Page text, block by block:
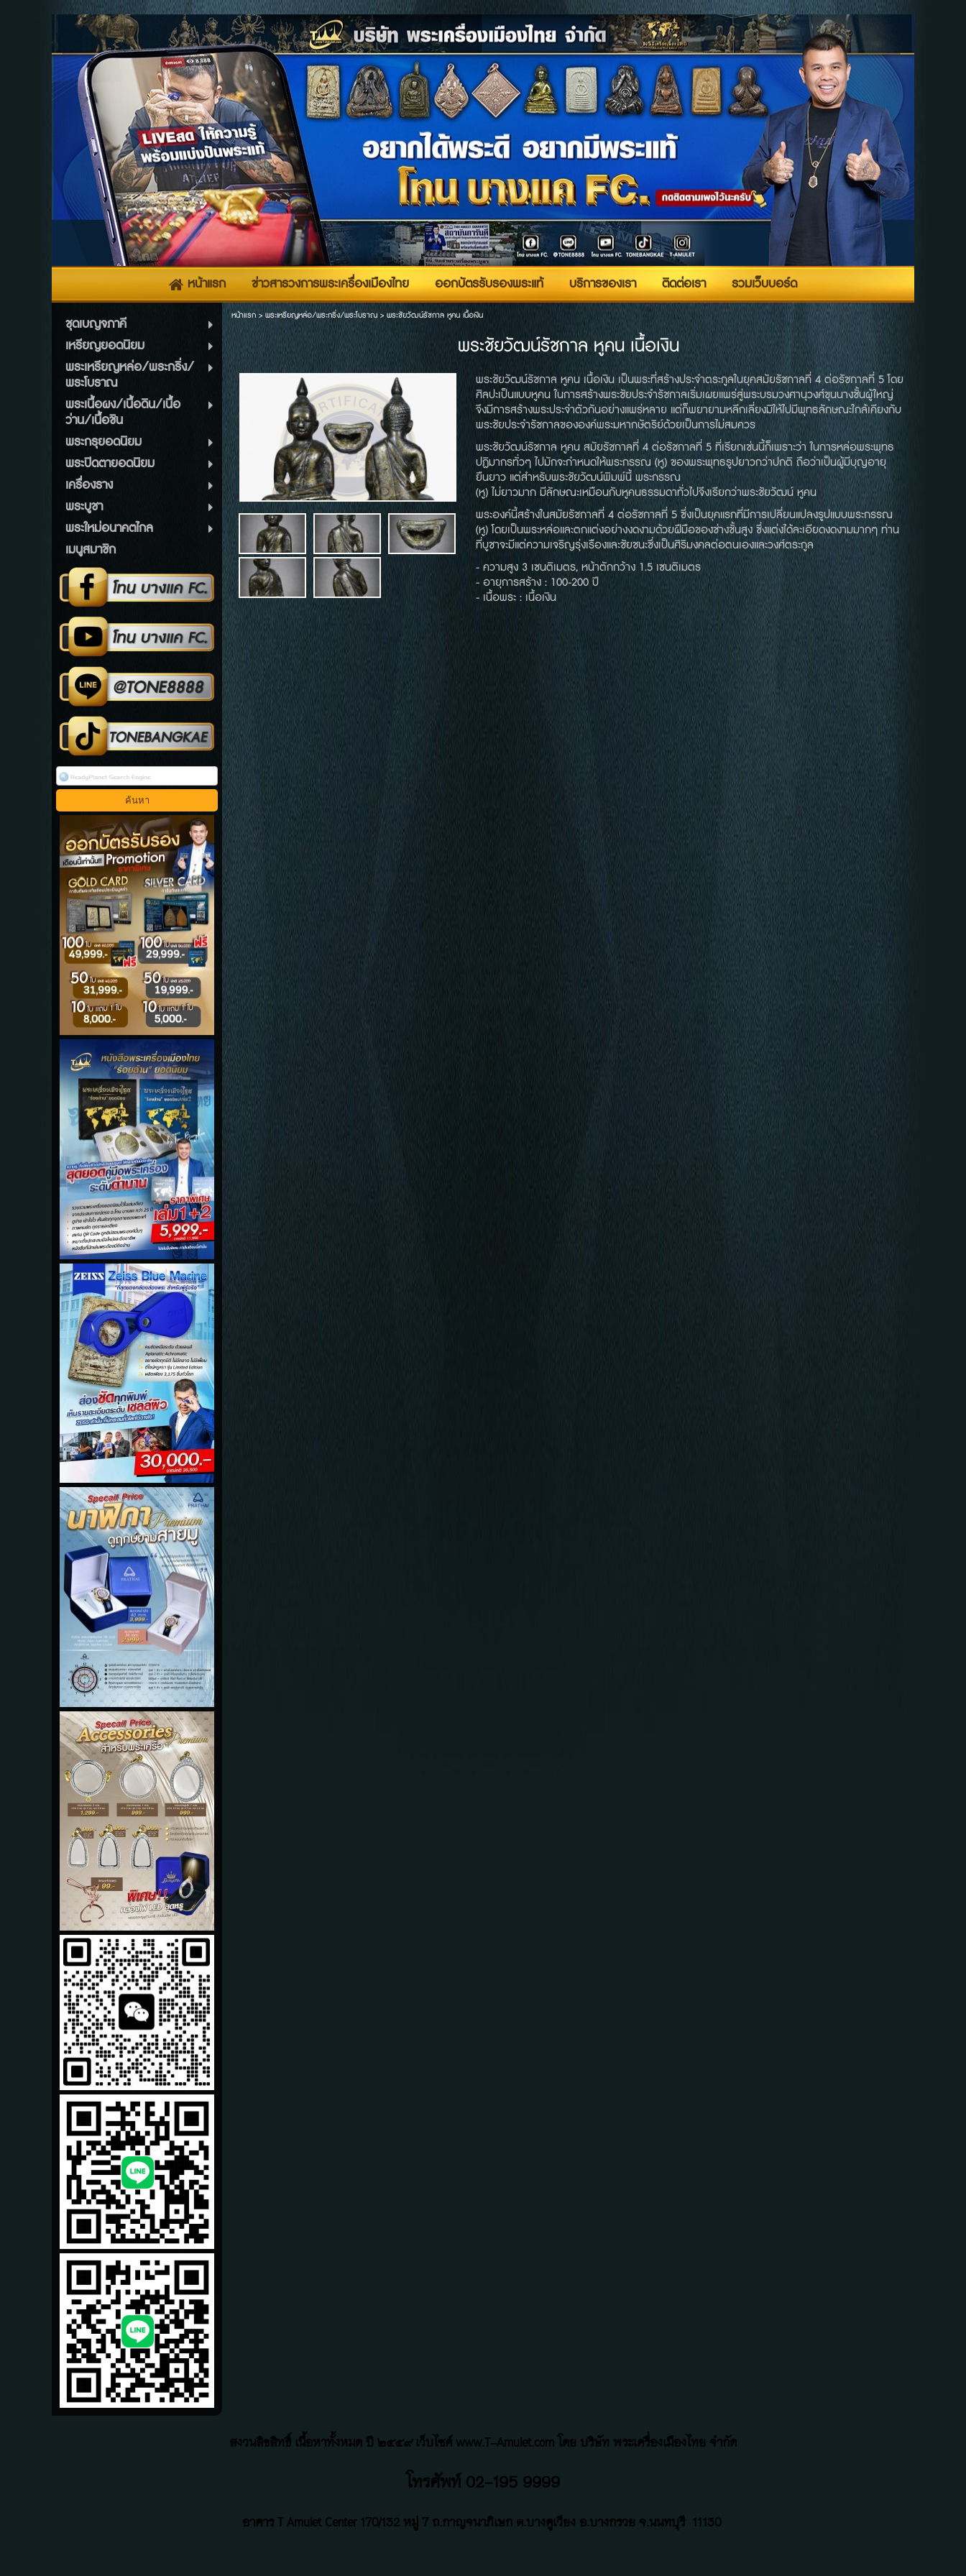
หน้าแรก ข่าวสารวงการพระเครื่องเมืองไทย ออกบัตรรับรองพระแท้ บริการของเรา ติดต่อเรา รวมเว็บบอร์ด
ชุดเบญจภาคี
เหรียญยอดนิยม
พระเหรียญหล่อ/พระกริ่ง/
พระโบราณ
พระเนื้อผง/เนื้อดิน/เนื้อ
ว่าน/เนื้อชิน
พระกรุยอดนิยม
พระปิดตายอดนิยม
เครื่องราง
พระบูชา
พระใหม่อนาคตไกล
เมนูสมาชิก
หน้าแรก> พระเหรียญหล่อ/พระกริ่ง/พระโบราณ>พระชัยวัฒน์รัชกาล หูคน เนื้อเงิน
พระชัยวัฒน์รัชกาล หูคน เนื้อเงิน
พระชัยวัฒน์รัชกาล หูคน เนื้อเงิน เป็นพระที่สร้างประจำตระกูลในยุคสมัยรัชกาลที่ 4 ต่อรัชกาลที่ 5 โดย
ศิลปะเป็นแบบหูคน ในการสร้างพระชัยประจำรัชกาลเริ่มเผยแพร่สู่พระบรมวงศานุวงศ์ขุนนางชั้นผู้ใหญ่
จึงมีการสร้างพระประจำตัวกันอย่างแพร่หลาย แต่ก็พยายามหลีกเลี่ยงมิให้ไปมีพุทธลักษณะใกล้เคียงกับ
พระชัยประจำรัชกาลขององค์พระมหากษัตริย์ด้วยเป็นการไม่สมควร
พระชัยวัฒน์รัชกาล หูคน สมัยรัชกาลที่ 4 ต่อรัชกาลที่ 5 ที่เรียกเช่นนี้ก็เพราะว่า ในการหล่อพระพุทธ
ปฏิมากรทั่วๆ ไปมักจะกำหนดให้พระกรรณ (หู) ของพระพุทธรูปยาวกว่าปกติ ถือว่าเป็นผู้มีบุญอายุ
ยืนยาว แต่สำหรับพระชัยวัฒน์พิมพ์นี้ พระกรรณ
(หู) ไม่ยาวมาก มีลักษณะเหมือนกับหูคนธรรมดาทั่วไปจึงเรียกว่าพระชัยวัฒน์ หูคน
พระองค์นี้สร้างในสมัยรัชกาลที่ 4 ต่อรัชกาลที่ 5 ซึ่งเป็นยุคแรกที่มีการเปลี่ยนแปลงรูปแบบพระกรรณ
(หู) โดยเป็นพระหล่อและตกแต่งอย่างงดงามด้วยฝีมือของช่างชั้นสูง ซึ่งแต่งได้ละเอียดงดงามมากๆ ท่าน
ที่บูชาจะมีแต่ความเจริญรุ่งเรืองและชัยชนะซึ่งเป็นศิริมงคลต่อตนเองและวงศ์ตระกูล
- ความสูง 3 เซนติเมตร, หน้าตักกว้าง 1.5 เซนติเมตร
- อายุการสร้าง : 100-200 ปี
- เนื้อพระ : เนื้อเงิน
สงวนลิขสิทธิ์ เนื้อหาทั้งหมด ปี ๒๕๕๙ เว็บไซค์ www.T-Amulet.com โดย บริษัท พระเครื่องเมืองไทย จำกัด
โทรศัพท์ 02-195 9999
อาคาร T Amulet Center170/132 หมู่ 7 ถ.กาญจนาภิเษก ต.บางคูเวียง อ.บางกรวย จ.นนทบุรี 11130